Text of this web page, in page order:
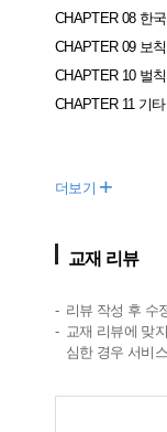
CHAPTER 08 한
CHAPTER 09 보칙
CHAPTER 10 벌칙
CHAPTER 11 기타
더보기 +
교재 리뷰
리뷰 작성 후 수
교재 리뷰에 맞
심한 경우 서비